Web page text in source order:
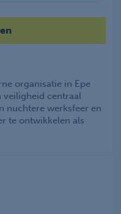
organisatie in Epe
veiligheid centraal
nuchtere werksfeer en
te ontwikkelen als